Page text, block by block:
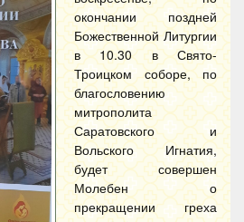
окончании поздней
Божественной Литургии
в 10.30 в Свято-
Троицком соборе, по
благословению
митрополита
Саратовского и
Вольского Игнатия,
будет совершен
Молебен о
прекращении греха